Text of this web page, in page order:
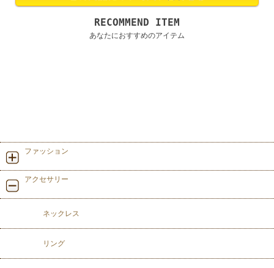
RECOMMEND ITEM
あなたにおすすめのアイテム
ファッション
アクセサリー
ネックレス
リング